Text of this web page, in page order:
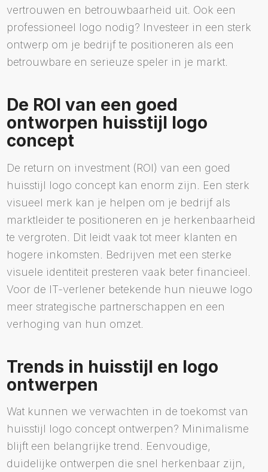
vertrouwen en betrouwbaarheid uit. Ook een
professioneel logo nodig? Investeer in een sterk
ontwerp om je bedrijf te positioneren als een
betrouwbare en serieuze speler in je markt.
De ROI van een goed
ontworpen huisstijl logo
concept
De return on investment (ROI) van een goed
huisstijl logo concept kan enorm zijn. Een sterk
visueel merk kan je helpen om je bedrijf als
marktleider te positioneren en je herkenbaarheid
te vergroten. Dit leidt vaak tot meer klanten en
hogere inkomsten. Bedrijven met een sterke
visuele identiteit presteren vaak beter financieel.
Voor de IT-verlener betekende hun nieuwe logo
meer strategische partnerschappen en een
verhoging van hun omzet.
Trends in huisstijl en logo
ontwerpen
Wat kunnen we verwachten in de toekomst van
huisstijl logo concept ontwerpen? Minimalisme
blijft een belangrijke trend. Eenvoudige,
duidelijke ontwerpen die snel herkenbaar zijn,